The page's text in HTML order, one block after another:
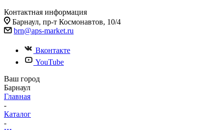
Контактная информация
Барнаул, пр-т Космонавтов, 10/4
brn@aps-market.ru
Вконтакте
YouTube
Ваш город
Барнаул
Главная
-
Каталог
-